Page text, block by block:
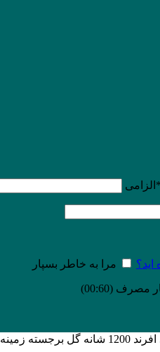
* الزامی
مرا به خاطر بسپار
مصرف (00:
60
)
نقره ای کد 1508